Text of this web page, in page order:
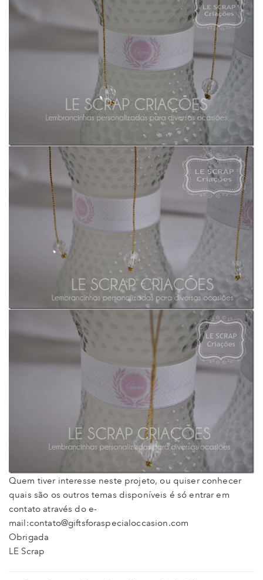
Quem tiver interesse neste projeto, ou quiser conhecer
quais são os outros temas disponíveis é só entrar em
contato através do e-
mail:contato@giftsforaspecialoccasion.com
Obrigada
LE Scrap